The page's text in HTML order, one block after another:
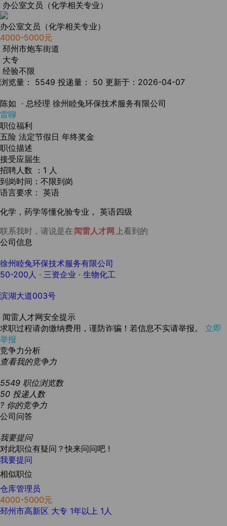
办公室文员（化学相关专业）
办公室文员（化学相关专业）
4000-5000元
邳州市炮车街道
大专
经验不限
浏览量： 5549 投递量： 50 更新于：2026-04-07
陈如 · 总经理 徐州睦兔环保技术服务有限公司
雷聊
职位福利
五险 法定节假日 年终奖金
职位描述
接受应届生
招聘人数 ：1 人
到岗时间：不限到岗
语言要求： 英语
化学，药学等懂化验专业， 英语四级
联系我时，请说是在 闻雷人才网 上看到的
公司信息
徐州睦兔环保技术服务有限公司
50-200人 · 三资企业 · 生物化工
滨湖大道003号
闻雷人才网安全提示
求职过程请勿缴纳费用，谨防诈骗！若信息不实请举报。 立即
举报
竞争力分析
查看我的竞争力
5549 职位浏览数
50 投递人数
? 你的竞争力
公司问答
我要提问
对此职位有疑问？快来问问吧 !
我要提问
相似职位
仓库管理员
4000-5000元
邳州市高新区 大专 1年以上 1人